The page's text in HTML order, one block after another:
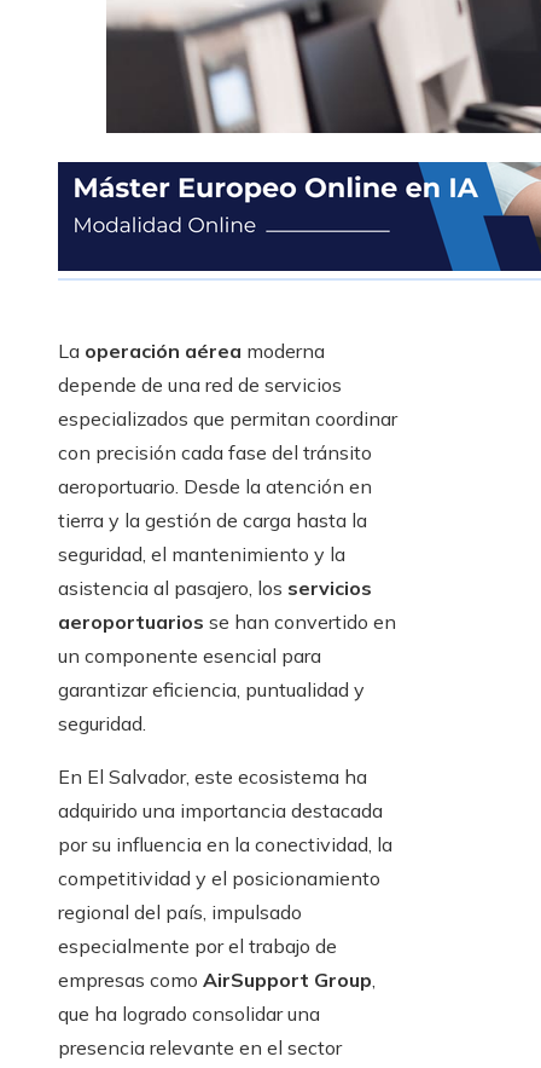
La operación aérea moderna
depende de una red de servicios
especializados que permitan coordinar
con precisión cada fase del tránsito
aeroportuario. Desde la atención en
tierra y la gestión de carga hasta la
seguridad, el mantenimiento y la
asistencia al pasajero, los servicios
aeroportuarios se han convertido en
un componente esencial para
garantizar eficiencia, puntualidad y
seguridad.
En El Salvador, este ecosistema ha
adquirido una importancia destacada
por su influencia en la conectividad, la
competitividad y el posicionamiento
regional del país, impulsado
especialmente por el trabajo de
empresas como AirSupport Group,
que ha logrado consolidar una
presencia relevante en el sector